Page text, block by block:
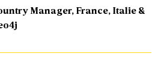
Manager, France, Italie &